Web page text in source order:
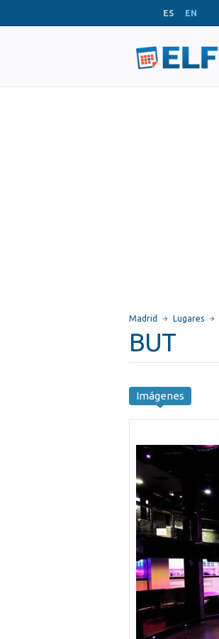
ES EN
Madrid Lugares
BUT
Imágenes